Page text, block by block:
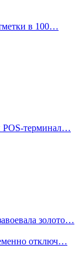
в 100…
POS-терминал…
золото…
отключ…